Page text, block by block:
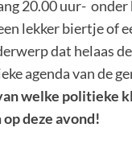
20.00 uur- onder
lekker biertje of
dat helaas
agenda van de
welke politieke
deze avond!